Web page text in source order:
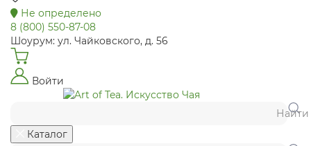
Не определено
8 (800) 550-87-08
Шоурум: ул. Чайковского, д. 56
Войти
Найти
Каталог